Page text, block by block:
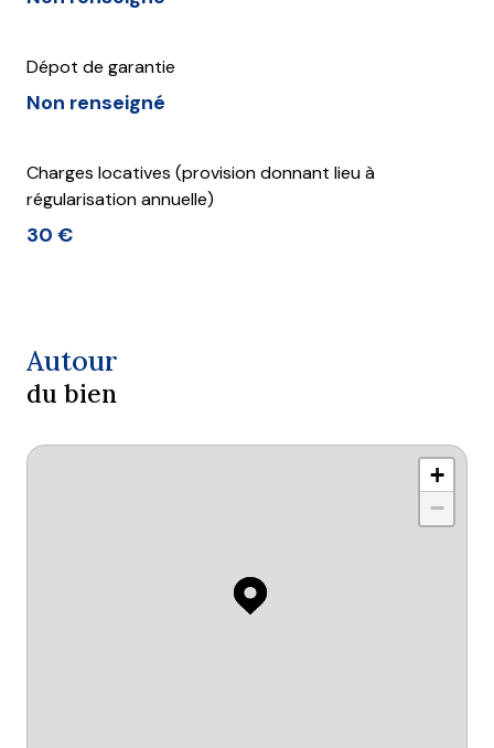
Dépot de garantie
Non renseigné
Charges locatives (provision donnant lieu à
régularisation annuelle)
30 €
Autour
du bien
+
−